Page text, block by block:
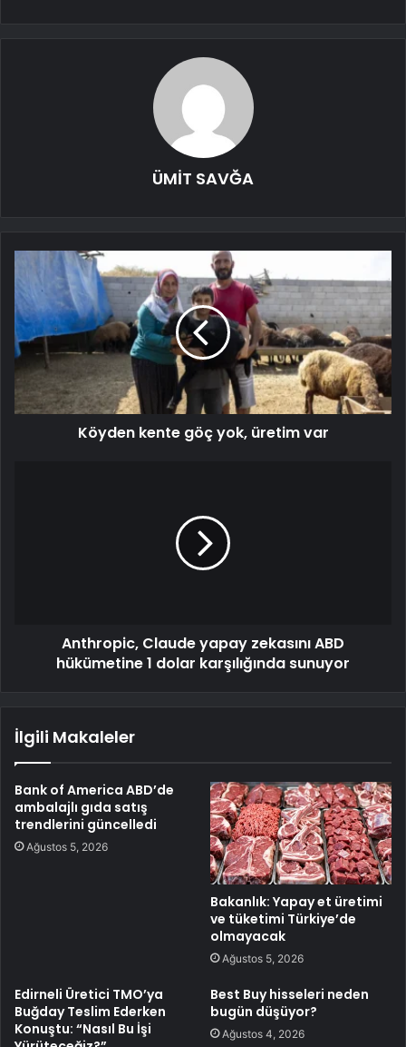
ÜMİT SAVĞA
Köyden kente göç yok, üretim var
Anthropic, Claude yapay zekasını ABD
hükümetine 1 dolar karşılığında sunuyor
İlgili Makaleler
Bank of America ABD’de
ambalajlı gıda satış
trendlerini güncelledi
Ağustos 5, 2026
Bakanlık: Yapay et üretimi
ve tüketimi Türkiye’de
olmayacak
Ağustos 5, 2026
Edirneli Üretici TMO’ya
Buğday Teslim Ederken
Konuştu: “Nasıl Bu İşi
Best Buy hisseleri neden
bugün düşüyor?
Ağustos 4, 2026